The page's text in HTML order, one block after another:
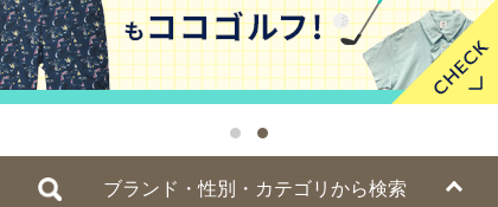
ブランド・性別・カテゴリから検索